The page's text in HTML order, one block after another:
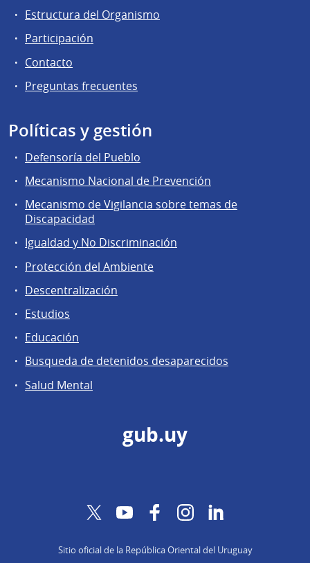
Estructura del Organismo
Participación
Contacto
Preguntas frecuentes
Políticas y gestión
Defensoría del Pueblo
Mecanismo Nacional de Prevención
Mecanismo de Vigilancia sobre temas de
Discapacidad
Igualdad y No Discriminación
Protección del Ambiente
Descentralización
Estudios
Educación
Busqueda de detenidos desaparecidos
Salud Mental
gub.uy
TwitterYouTubeFacebookInstagram
Sitio oficial de la República Oriental del Uruguay